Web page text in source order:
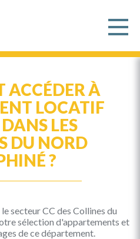
À
LOCATIF
LES
DU NORD
?
secteur CC des Collines du
sélection d'appartements et
de ce département.